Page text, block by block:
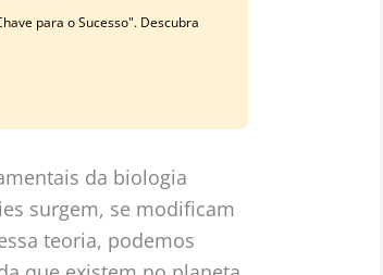
para o Sucesso". Descubra
da biologia
surgem, se modificam
teoria, podemos